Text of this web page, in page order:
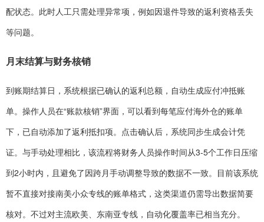
配状态。此时人工只需处理异常项，例如因退件导致的返利资格丢失
等问题。
月末结算与财务核销
到账期结算日，系统根据已确认的返利总额，自动生成应付冲抵账
单。操作人员在“账款核销”界面，可以看到每笔应付海外仓的账单
下，已自动添加了返利抵扣项。点击确认后，系统同步生成会计凭
证。与手动处理相比，该流程将财务人员操作时间从3-5个工作日压缩
到2小时内，且避免了因跨月手动调整导致的数据不一致。目前该系统
暂不直接对接南美小众专线的账单格式，这类渠道仍需导出数据简要
核对。不过对主流欧美、东南亚专线，自动化覆盖率已相当充分。